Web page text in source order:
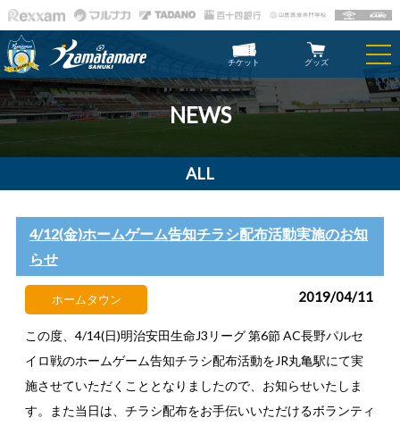
チケット グッズ
NEWS
ALL
4/12(金)ホームゲーム告知チラシ配布活動実施のお知
らせ
ホームタウン 2019/04/11
この度、4/14(日)明治安田生命J3リーグ 第6節 AC長野パルセ
イロ戦のホームゲーム告知チラシ配布活動をJR丸亀駅にて実
施させていただくこととなりましたので、お知らせいたしま
す。また当日は、チラシ配布をお手伝いいただけるボランティ